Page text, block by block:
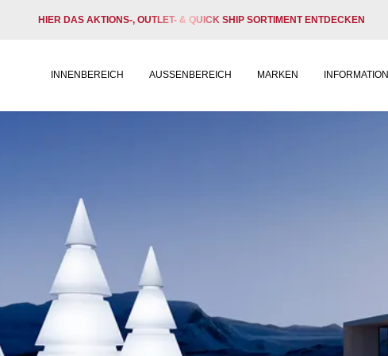
HIER DAS AKTIONS-, OUTLET- & QUICK SHIP SORTIMENT ENTDECKEN
INNENBEREICH AUSSENBEREICH MARKEN INFORMATION